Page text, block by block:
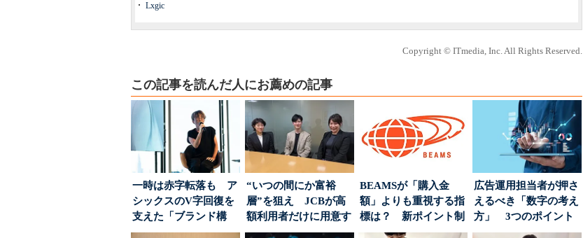
Lxgic
Copyright © ITmedia, Inc. All Rights Reserved.
この記事を読んだ人にお薦めの記事
一時は赤字転落も ア
シックスのV字回復を
支えた「ブランド構
築」の考え方
“いつの間にか富裕
層”を狙え JCBが高
額利用者だけに用意す
る「特別体験」
BEAMSが「購入金
額」よりも重視する指
標は？ 新ポイント制
度の狙い
広告運用担当者が押さ
えるべき「数字の考え
方」 3つのポイント
とは